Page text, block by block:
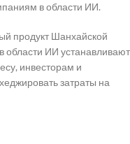
в области ИИ.
продукт Шанхайской
области ИИ устанавливают
инвесторам и
затраты на